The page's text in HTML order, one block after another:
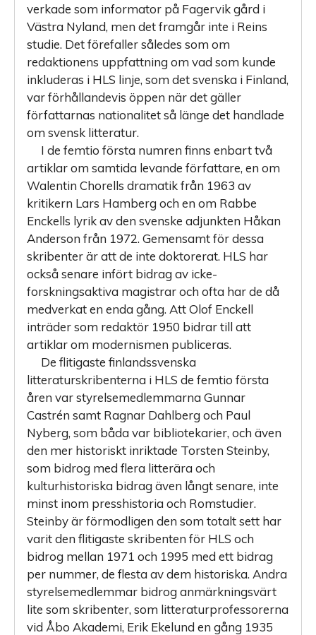
verkade som informator på Fagervik gård i
Västra Nyland, men det framgår inte i Reins
studie. Det förefaller således som om
redaktionens uppfattning om vad som kunde
inkluderas i HLS linje, som det svenska i Finland,
var förhållandevis öppen när det gäller
författarnas nationalitet så länge det handlade
om svensk litteratur.
I de femtio första numren finns enbart två
artiklar om samtida levande författare, en om
Walentin Chorells dramatik från 1963 av
kritikern Lars Hamberg och en om Rabbe
Enckells lyrik av den svenske adjunkten Håkan
Anderson från 1972. Gemensamt för dessa
skribenter är att de inte doktorerat. HLS har
också senare infört bidrag av icke-
forskningsaktiva magistrar och ofta har de då
medverkat en enda gång. Att Olof Enckell
inträder som redaktör 1950 bidrar till att
artiklar om modernismen publiceras.
De flitigaste finlandssvenska
litteraturskribenterna i HLS de femtio första
åren var styrelsemedlemmarna Gunnar
Castrén samt Ragnar Dahlberg och Paul
Nyberg, som båda var bibliotekarier, och även
den mer historiskt inriktade Torsten Steinby,
som bidrog med flera litterära och
kulturhistoriska bidrag även långt senare, inte
minst inom presshistoria och Romstudier.
Steinby är förmodligen den som totalt sett har
varit den flitigaste skribenten för HLS och
bidrog mellan 1971 och 1995 med ett bidrag
per nummer, de flesta av dem historiska. Andra
styrelsemedlemmar bidrog anmärkningsvärt
lite som skribenter, som litteraturprofessorerna
vid Åbo Akademi, Erik Ekelund en gång 1935